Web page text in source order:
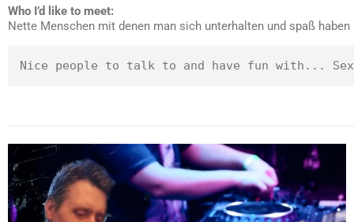
Who I’d like to meet:
Nette Menschen mit denen man sich unterhalten und spaß
Nice people to talk to and have fun with...